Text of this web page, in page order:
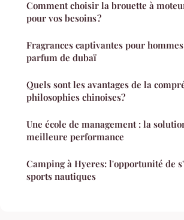
Comment choisir la brouette à
pour vos besoins ?
Fragrances captivantes pour
parfum de dubaï
Quels sont les avantages de la
philosophies chinoises?
Une école de management : la
meilleure performance
Camping à Hyeres: l'opportunité de
sports nautiques